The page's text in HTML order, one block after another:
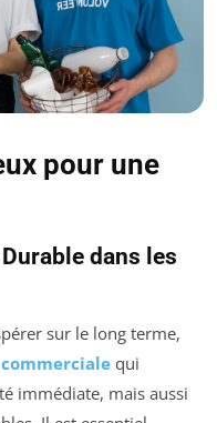
pour une
dans les
sur le long terme,
qui
immédiate, mais aussi